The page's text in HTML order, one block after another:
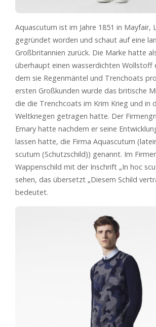
Aquascutum ist im Jahre 1851 in Mayfair,
gegründet worden und schaut auf eine
Großbritannien zurück. Die Marke hatte
überhaupt einen wasserdichten Wollstoff
dem sie Regenmäntel und Trenchoats
ersten Großkunden wurde das britische
die die Trenchcoats im Krim Krieg und in
Weltkriegen getragen hatte. Der
Emary hatte nachdem er seine
lassen hatte, die Firma Aquascutum
scutum (Schutzschild)) genannt. Im
Wappenschild mit der Inschrift „In hoc
sehen, das übersetzt „Diesem Schild
bedeutet.